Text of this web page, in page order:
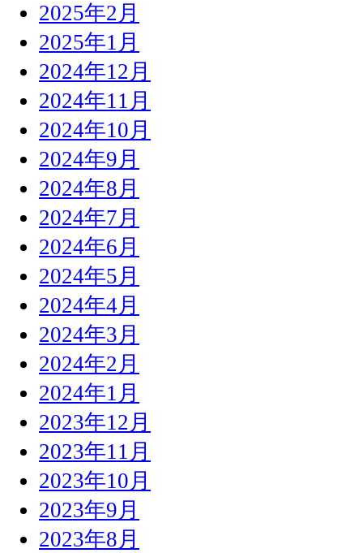
2025年2月
2025年1月
2024年12月
2024年11月
2024年10月
2024年9月
2024年8月
2024年7月
2024年6月
2024年5月
2024年4月
2024年3月
2024年2月
2024年1月
2023年12月
2023年11月
2023年10月
2023年9月
2023年8月